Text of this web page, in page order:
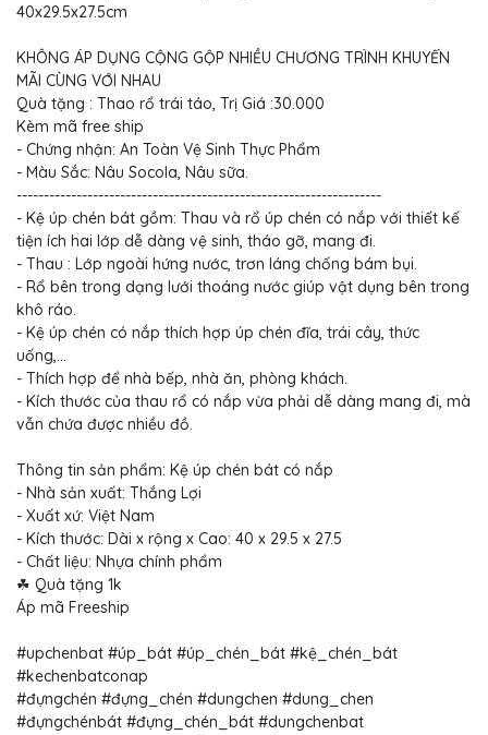
40x29.5x27.5cm
KHÔNG ÁP DỤNG CỘNG GỘP NHIỀU CHƯƠNG TRÌNH KHUYẾN
MÃI CÙNG VỚI NHAU
Quà tặng : Thao rổ trái táo, Trị Giá :30.000
Kèm mã free ship
- Chứng nhận: An Toàn Vệ Sinh Thực Phẩm
- Màu Sắc: Nâu Socola, Nâu sữa.
-------------------------------------------------------------------
- Kệ úp chén bát gồm: Thau và rổ úp chén có nắp với thiết kế
tiện ích hai lớp dễ dàng vệ sinh, tháo gỡ, mang đi.
- Thau : Lớp ngoài hứng nước, trơn láng chống bám bụi.
- Rổ bên trong dạng lưới thoáng nước giúp vật dụng bên trong
khô ráo.
- Kệ úp chén có nắp thích hợp úp chén đĩa, trái cây, thức
uống,...
- Thích hợp để nhà bếp, nhà ăn, phòng khách.
- Kích thước của thau rổ có nắp vừa phải dễ dàng mang đi, mà
vẫn chứa được nhiều đồ.
Thông tin sản phẩm: Kệ úp chén bát có nắp
- Nhà sản xuất: Thắng Lợi
- Xuất xứ: Việt Nam
- Kích thước: Dài x rộng x Cao: 40 x 29.5 x 27.5
- Chất liệu: Nhựa chính phẩm
☘ Quà tặng 1k
Áp mã Freeship
#upchenbat #úp_bát #úp_chén_bát #kệ_chén_bát
#kechenbatconap
#đựngchén #đựng_chén #dungchen #dung_chen
#đựngchénbát #đựng_chén_bát #dungchenbat